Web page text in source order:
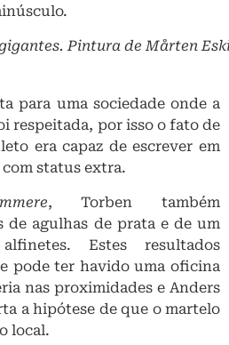
Pintura de Mårten
para uma sociedade onde a
respeitada, por isso o fato de
era capaz de escrever em
status extra.
, Torben também
de agulhas de prata e de um
Estes resultados
pode ter havido uma oficina
nas proximidades e Anders
a hipótese de que o martelo
local.